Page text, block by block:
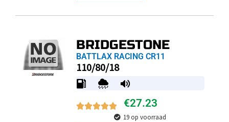
BRIDGESTONE
BATTLAX RACING CR11
110/80/18
€27.23
19 op voorraad